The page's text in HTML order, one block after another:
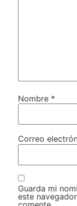
Nombre *
Correo
Guarda mi
este